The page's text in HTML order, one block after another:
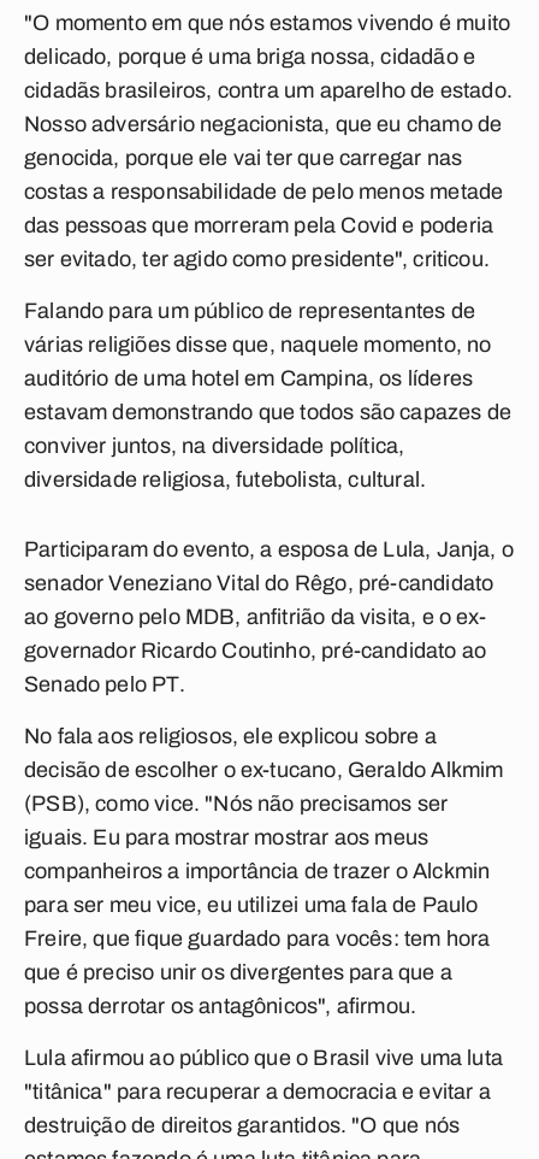
"O momento em que nós estamos vivendo é muito
delicado, porque é uma briga nossa, cidadão e
cidadãs brasileiros, contra um aparelho de estado.
Nosso adversário negacionista, que eu chamo de
genocida, porque ele vai ter que carregar nas
costas a responsabilidade de pelo menos metade
das pessoas que morreram pela Covid e poderia
ser evitado, ter agido como presidente", criticou.
Falando para um público de representantes de
várias religiões disse que, naquele momento, no
auditório de uma hotel em Campina, os líderes
estavam demonstrando que todos são capazes de
conviver juntos, na diversidade política,
diversidade religiosa, futebolista, cultural.
Participaram do evento, a esposa de Lula, Janja, o
senador Veneziano Vital do Rêgo, pré-candidato
ao governo pelo MDB, anfitrião da visita, e o ex-
governador Ricardo Coutinho, pré-candidato ao
Senado pelo PT.
No fala aos religiosos, ele explicou sobre a
decisão de escolher o ex-tucano, Geraldo Alkmim
(PSB), como vice. "Nós não precisamos ser
iguais. Eu para mostrar mostrar aos meus
companheiros a importância de trazer o Alckmin
para ser meu vice, eu utilizei uma fala de Paulo
Freire, que fique guardado para vocês: tem hora
que é preciso unir os divergentes para que a
possa derrotar os antagônicos", afirmou.
Lula afirmou ao público que o Brasil vive uma luta
"titânica" para recuperar a democracia e evitar a
destruição de direitos garantidos. "O que nós